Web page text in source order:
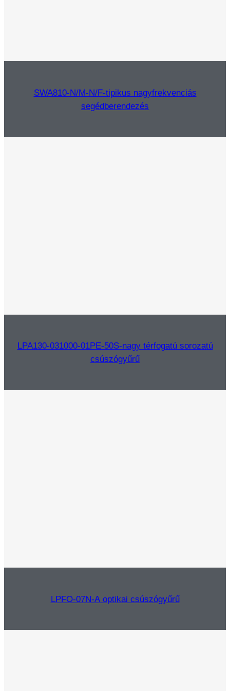
SWA810-N/M-N/F-tipikus nagyfrekvenciás
segédberendezés
LPA130-031000-01PE-50S-nagy térfogatú sorozatú
csúszógyűrű
LPFO-07N-A optikai csúszógyűrű